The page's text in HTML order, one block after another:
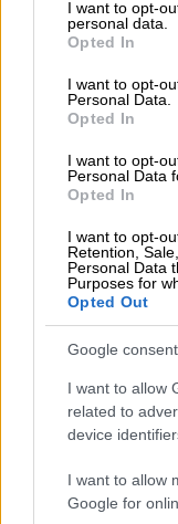
not limited to your
grant or deny
use your data for
consent section.
I want to opt-
personal data.
Opted In
I want to opt-
Personal Data.
Opted In
I want to opt-
Personal Data
Opted In
I want to opt-
Retention,
Personal Data
Purposes for
Opted Out
Google
I want to allow
related to
device
I want to allow
Google for
ανάγκες.
Στις
self-test,
Σχολικές
Εφόσον
να τις
άνοιγμα
Ελλείψεις
Σύμφωνα με
Λαγού στο